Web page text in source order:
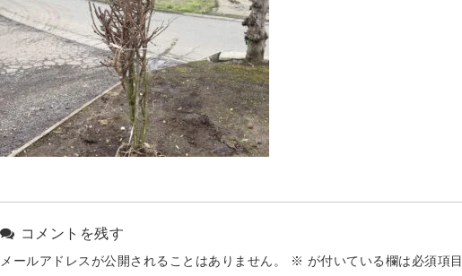
コメントを残す
メールアドレスが公開されることはありません。 ※ が付いている欄は必須項